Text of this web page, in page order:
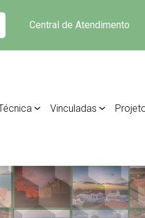
Central de Atendimento
Vinculadas